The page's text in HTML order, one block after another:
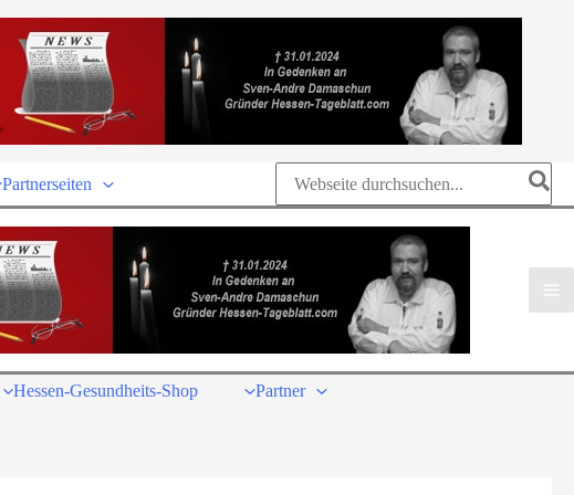
Partnerseiten
Search
for:
Hessen-Gesundheits-Shop Partner